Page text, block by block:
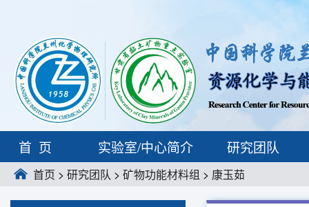
首页 实验室/中心简介 研究团队
首页 > 研究团队 > 矿物功能材料组 > 康玉茹